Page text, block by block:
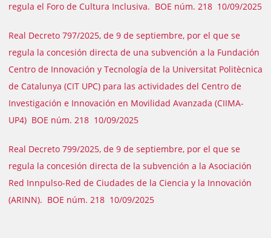
regula el Foro de Cultura Inclusiva. BOE núm. 218 10/09/2025
Real Decreto 797/2025, de 9 de septiembre, por el que se
regula la concesión directa de una subvención a la Fundación
Centro de Innovación y Tecnología de la Universitat Politècnica
de Catalunya (CIT UPC) para las actividades del Centro de
Investigación e Innovación en Movilidad Avanzada (CIIMA-
UP4) BOE núm. 218 10/09/2025
Real Decreto 799/2025, de 9 de septiembre, por el que se
regula la concesión directa de la subvención a la Asociación
Red Innpulso-Red de Ciudades de la Ciencia y la Innovación
(ARINN). BOE núm. 218 10/09/2025